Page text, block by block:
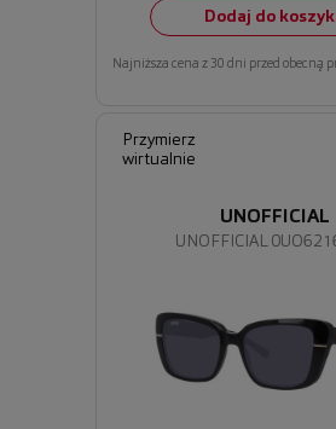
Dodaj do
Najniższa cena z 30 dni przed obecną
Przymierz
wirtualnie
UNOFFICIAL
UNOFFICIAL